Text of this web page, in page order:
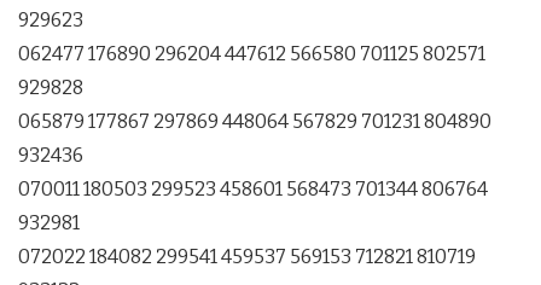
929623
062477 176890 296204 447612 566580 701125 802571
929828
065879 177867 297869 448064 567829 701231 804890
932436
070011 180503 299523 458601 568473 701344 806764
932981
072022 184082 299541 459537 569153 712821 810719